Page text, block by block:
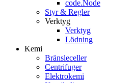
code.Node
Styr & Regler
Verktyg
Verktyg
Lödning
Kemi
Bränsleceller
Centrifuger
Elektrokemi